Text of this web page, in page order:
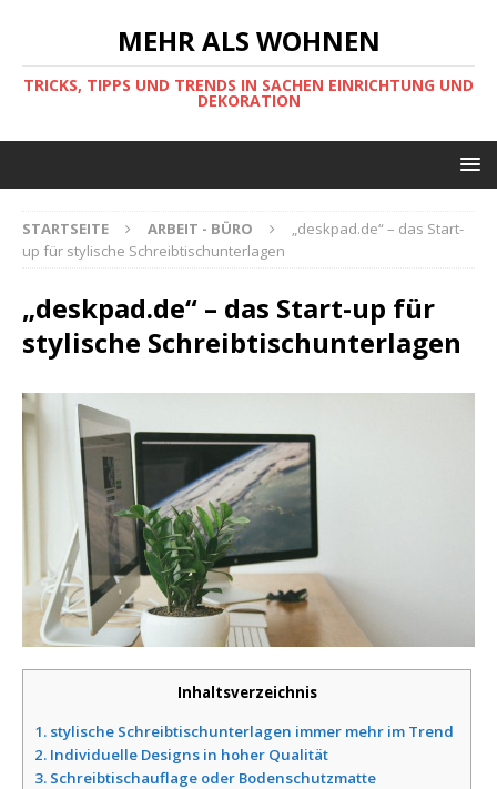
MEHR ALS WOHNEN
TRICKS, TIPPS UND TRENDS IN SACHEN EINRICHTUNG UND
DEKORATION
STARTSEITE ARBEIT - BÜRO
„deskpad.de“ – das Start-
up für stylische Schreibtischunterlagen
„deskpad.de“ – das Start-up für
stylische Schreibtischunterlagen
Inhaltsverzeichnis
1. stylische Schreibtischunterlagen immer mehr im Trend
2. Individuelle Designs in hoher Qualität
3. Schreibtischauflage oder Bodenschutzmatte